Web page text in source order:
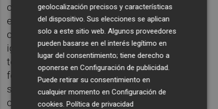
canciones. José Luis y Alicia las hacen
estupendas, maravillosas, redondas,
cuadradas, octogonales. Canciones que
igual se van por la tangente cuando menos
te lo esperas. Donde otros explotarían una
fórmula hasta la saciedad, ellos
simplemente hacen que la fórmula explote,
como si fuera una traca –son los primeros
geolocalización precisos y características
del dispositivo. Sus elecciones se aplican
solo a este sitio web. Algunos proveedores
pueden basarse en el interés legítimo en
lugar del consentimiento; tiene derecho a
oponerse enConfiguración de publicidad.
Puede retirar su consentimiento en
cualquier momento enConfiguración de
cookies.Política de privacidad